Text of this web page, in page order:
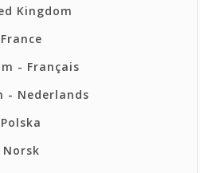
Kingdom
France
- Français
- Nederlands
Polska
Norsk